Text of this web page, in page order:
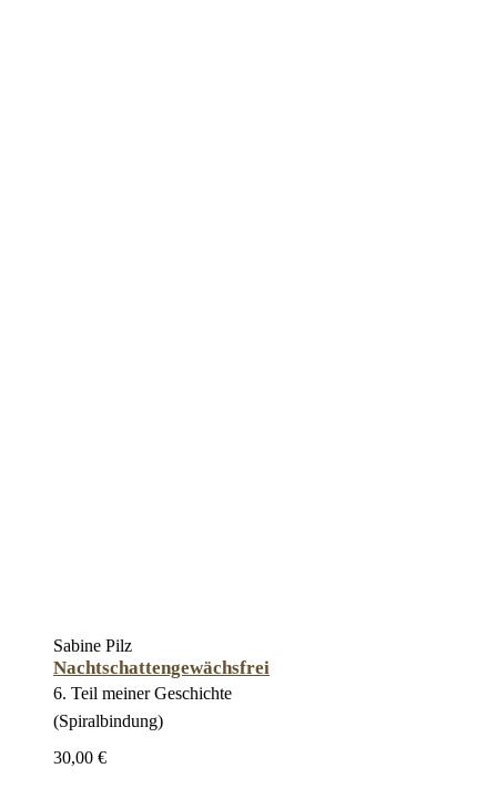
Sabine Pilz
Nachtschattengewächsfrei
6. Teil meiner Geschichte
(Spiralbindung)
30,00 €